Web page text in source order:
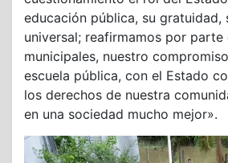
educación pública, su gratuidad,
universal; reafirmamos por parte
municipales, nuestro
escuela pública, con el Estado
los derechos de nuestra
en una sociedad mucho mejor».